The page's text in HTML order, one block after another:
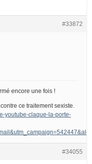
#33872
encore une fois !
ce traitement sexiste.
youtube-claque-la-porte-
#34055